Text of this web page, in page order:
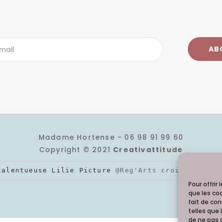
Pour offrir
que les
fait de
telles que
de ne pas
Madame Hortense - 06 98 91 99 60
Copyright © 2021 Creativattitude
Lilie Picture @Reg'Arts croisés